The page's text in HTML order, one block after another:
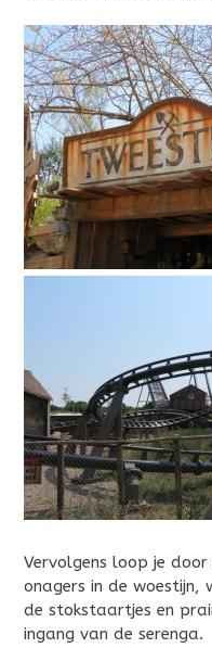
Vervolgens loop je
onagers in de woestijn,
de stokstaartjes en
ingang van de serenga.